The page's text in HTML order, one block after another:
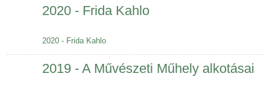
2020 - Frida Kahlo
2020 - Frida Kahlo
2019 - A Művészeti Műhely alkotásai